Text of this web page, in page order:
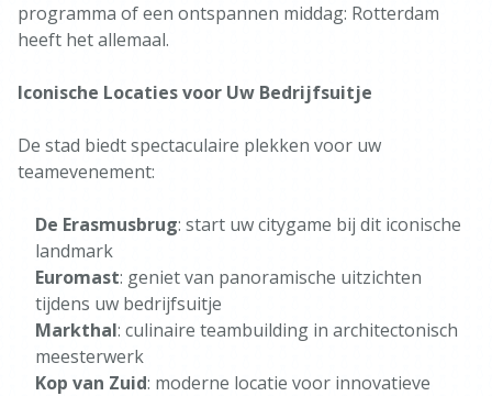
programma of een ontspannen middag: Rotterdam
heeft het allemaal.
Iconische Locaties voor Uw Bedrijfsuitje
De stad biedt spectaculaire plekken voor uw
teamevenement:
De Erasmusbrug: start uw citygame bij dit iconische
landmark
Euromast: geniet van panoramische uitzichten
tijdens uw bedrijfsuitje
Markthal: culinaire teambuilding in architectonisch
meesterwerk
Kop van Zuid: moderne locatie voor innovatieve